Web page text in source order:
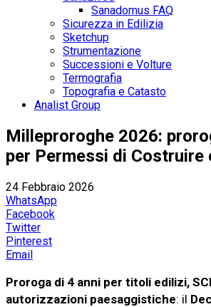
Sanadomus FAQ
Sicurezza in Edilizia
Sketchup
Strumentazione
Successioni e Volture
Termografia
Topografia e Catasto
Analist Group
Milleproroghe 2026:
per Permessi di Costruire
24 Febbraio 2026
WhatsApp
Facebook
Twitter
Pinterest
Email
Proroga di 4 anni per titoli edilizi,
autorizzazioni paesaggistiche: il